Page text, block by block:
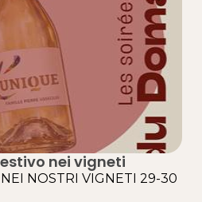
nei vigneti
NOSTRI VIGNETI 29-30